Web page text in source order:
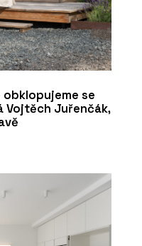
obklopujeme se
Vojtěch Juřenčák,